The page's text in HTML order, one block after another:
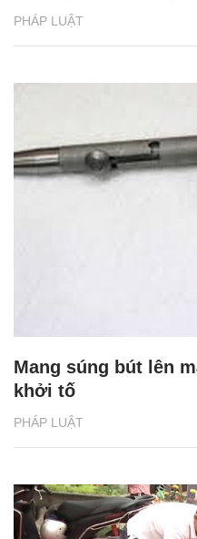
PHÁP LUẬT
PHÁP LUẬT
Mang súng bút lên
khởi tố